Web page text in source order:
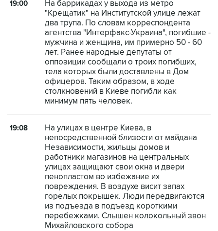
19:00
На баррикадах у выхода из метро
"Крещатик" на Институтской улице лежат
два трупа. По словам корреспондента
агентства "Интерфакс-Украина", погибшие -
мужчина и женщина, им примерно 50 - 60
лет. Ранее народные депутаты от
оппозиции сообщали о троих погибших,
тела которых были доставлены в Дом
офицеров. Таким образом, в ходе
столкновений в Киеве погибли как
минимум пять человек.
19:08
На улицах в центре Киева, в
непосредственной близости от майдана
Независимости, жильцы домов и
работники магазинов на центральных
улицах защищают свои окна и двери
пенопластом во избежание их
повреждения. В воздухе висит запах
горелых покрышек. Люди передвигаются
из подъезда в подъезд короткими
перебежками. Слышен колокольный звон
Михайловского собора